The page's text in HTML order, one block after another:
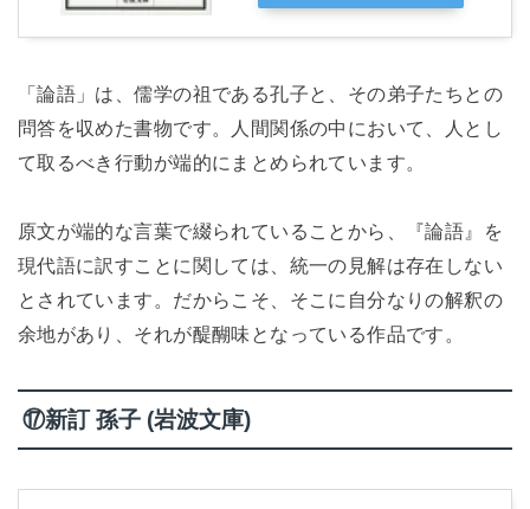
「論語」は、儒学の祖である孔子と、その弟子たちとの
問答を収めた書物です。人間関係の中において、人とし
て取るべき行動が端的にまとめられています。
原文が端的な言葉で綴られていることから、『論語』を
現代語に訳すことに関しては、統一の見解は存在しない
とされています。だからこそ、そこに自分なりの解釈の
余地があり、それが醍醐味となっている作品です。
⑰新訂 孫子 (岩波文庫)